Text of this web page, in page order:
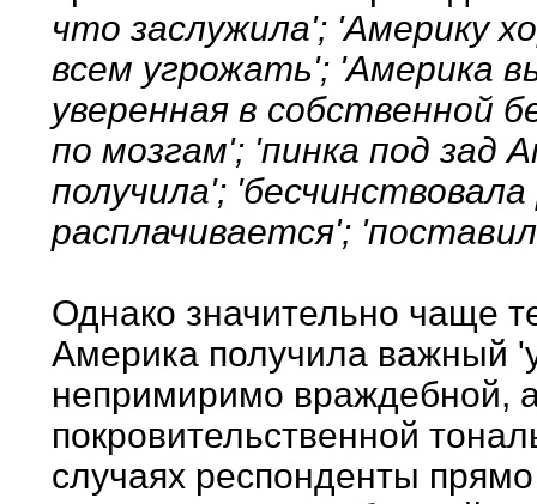
что заслужила'; 'Америку
всем угрожать'; 'Америка
уверенная в собственной
по мозгам'; 'пинка под зад
получила';
расплачивается';
Однако значительно чаще
Америка получила важный
непримиримо враждебной,
покровительственной
случаях респонденты